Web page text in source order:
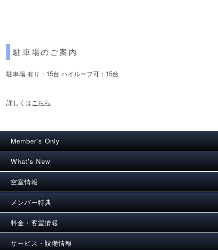
駐車場のご案内
駐車場 有り：15台 ハイルーフ可：15台
詳しくはこちら
Member's Only
What's New
空室情報
メンバー特典
料金・客室情報
サービス・設備情報